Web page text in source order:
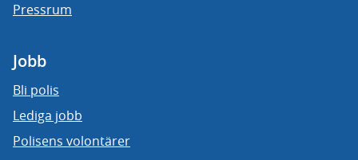
Pressrum
Jobb
Bli polis
Lediga jobb
Polisens volontärer